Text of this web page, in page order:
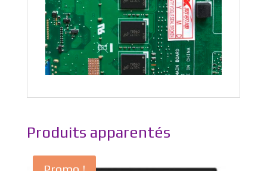
Produits apparentés